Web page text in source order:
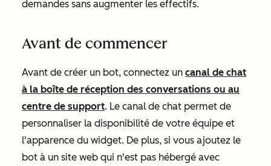
demandes sans augmenter les effectifs.
Avant de commencer
Avant de créer un bot, connectez un canal de chat
à la boîte de réception des conversations ou au
centre de support. Le canal de chat permet de
personnaliser la disponibilité de votre équipe et
l'apparence du widget. De plus, si vous ajoutez le
bot à un site web qui n'est pas hébergé avec